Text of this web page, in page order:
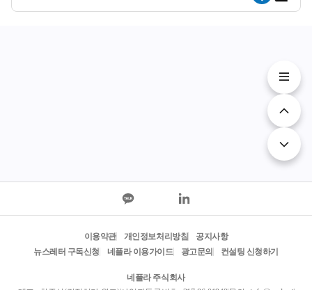
이용약관 개인정보처리방침
공지사항
뉴스레터 구독신청
네플라 이용가이드 광고문의 컨설팅 신청하기
네플라 주식회사